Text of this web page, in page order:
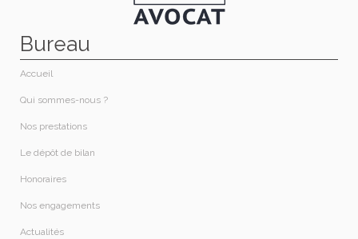
Bureau
Accueil
Qui sommes-nous ?​
Nos prestations​
Le dépôt de bilan
Honoraires​
Nos engagements
Actualités